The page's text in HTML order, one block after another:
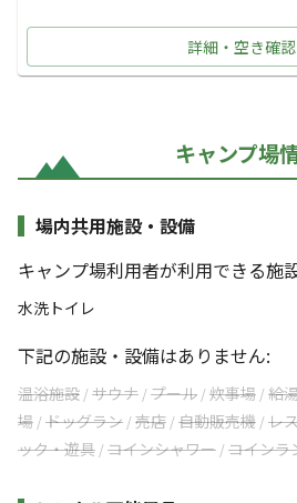
詳細・空き確認
キャンプ場
場内共用施設・設備
キャンプ場利用者が利用できる施
水洗トイレ
下記の施設・設備はありません:
温浴施設 /サウナ /プール /炊事場 /給
場 /ドッグラン /売店 /自動販売機 /レ
ック・遊具 /コインシャワー /コインラ